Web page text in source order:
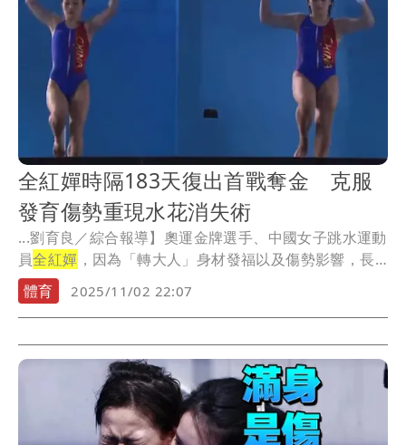
全紅嬋時隔183天復出首戰奪金 克服
發育傷勢重現水花消失術
...劉育良／綜合報導】奧運金牌選手、中國女子跳水運動
員全紅嬋 ，因為「轉大人」身材發福以及傷勢影響，長
達1...
體育 2025/11/02 22:07